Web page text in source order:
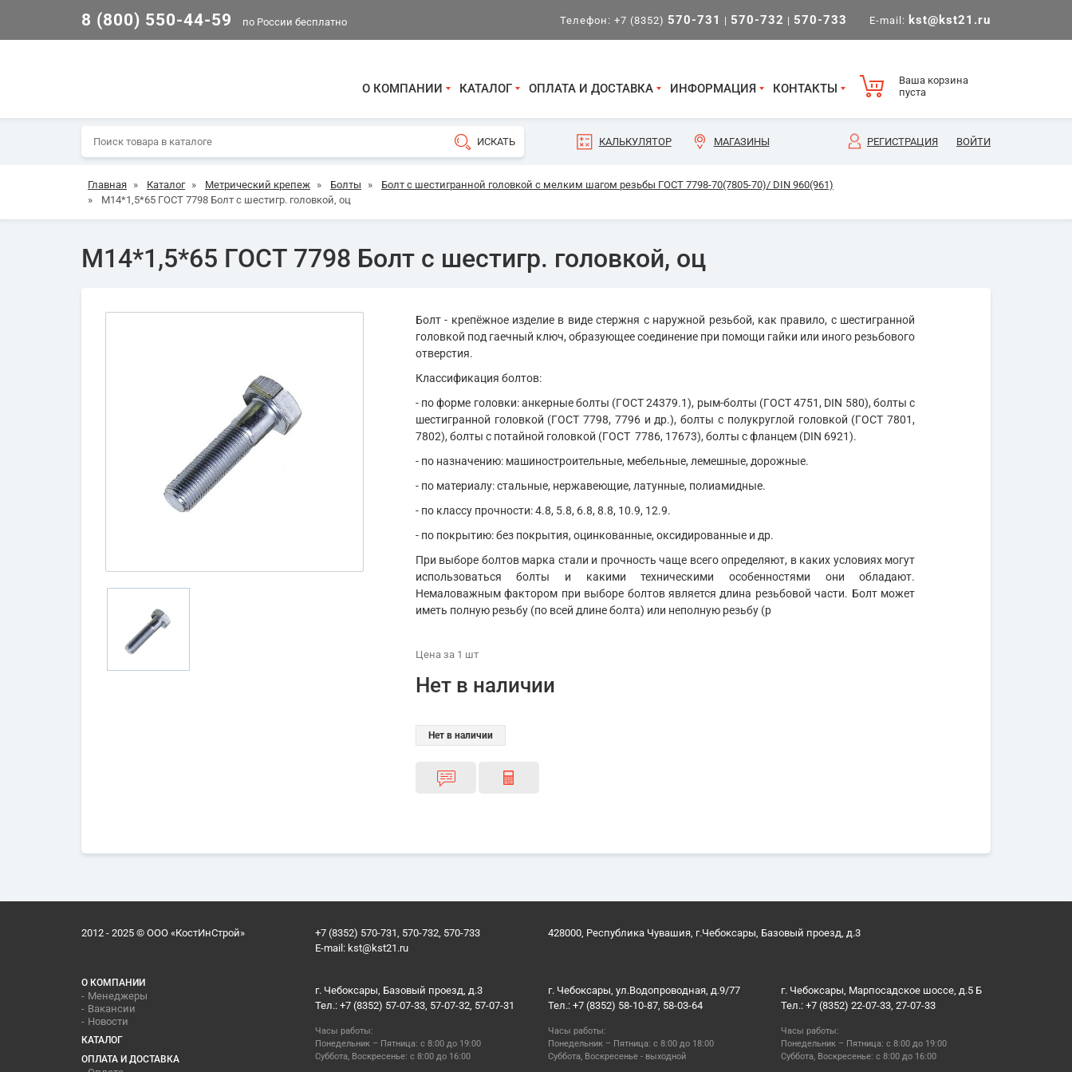
8 (800) 550-44-59 по России бесплатно Телефон: +7 (8352) 570-731 | 570-732 | 570-733 E-mail: kst@kst21.ru
О КОМПАНИИ КАТАЛОГ ОПЛАТА И ДОСТАВКА ИНФОРМАЦИЯ КОНТАКТЫ
Ваша корзина
пуста
КАЛЬКУЛЯТОР МАГАЗИНЫ РЕГИСТРАЦИЯ ВОЙТИ
Главная » Каталог » Метрический крепеж » Болты »
Болт с шестигранной головкой с мелким шагом резьбы ГОСТ 7798-70(7805-70)/ DIN 960(961)
»
М14*1,5*65 ГОСТ 7798 Болт с шестигр. головкой, оц
М14*1,5*65 ГОСТ 7798 Болт с шестигр. головкой, оц
Болт - крепёжное изделие в виде стержня с наружной резьбой, как правило, с шестигранной
головкой под гаечный ключ, образующее соединение при помощи гайки или иного резьбового
отверстия.
Классификация болтов:
- по форме головки: анкерные болты (ГОСТ 24379.1), рым-болты (ГОСТ 4751, DIN 580), болты с
шестигранной головкой (ГОСТ 7798, 7796 и др.), болты с полукруглой головкой (ГОСТ 7801,
7802), болты с потайной головкой (ГОСТ 7786, 17673), болты с фланцем (DIN 6921).
- по назначению: машиностроительные, мебельные, лемешные, дорожные.
- по материалу: стальные, нержавеющие, латунные, полиамидные.
- по классу прочности: 4.8, 5.8, 6.8, 8.8, 10.9, 12.9.
- по покрытию: без покрытия, оцинкованные, оксидированные и др.
При выборе болтов марка стали и прочность чаще всего определяют, в каких условиях могут
использоваться болты и какими техническими особенностями они обладают.
Немаловажным фактором при выборе болтов является длина резьбовой части. Болт может
иметь полную резьбу (по всей длине болта) или неполную резьбу (р
Цена за 1 шт
Нет в наличии
Нет в наличии
2012 - 2025 © ООО «КостИнСтрой»
+7 (8352) 570-731, 570-732, 570-733
E-mail: kst@kst21.ru
428000, Республика Чувашия, г.Чебоксары, Базовый проезд, д.3
О КОМПАНИИ
Менеджеры
Вакансии
Новости
КАТАЛОГ
ОПЛАТА И ДОСТАВКА
г. Чебоксары, Базовый проезд, д.3
Тел.: +7 (8352) 57-07-33, 57-07-32, 57-07-31
Часы работы:
Понедельник – Пятница: с 8:00 до 19:00
Суббота, Воскресенье: с 8:00 до 16:00
г. Чебоксары, ул.Водопроводная, д.9/77
Тел.: +7 (8352) 58-10-87, 58-03-64
Часы работы:
Понедельник – Пятница: с 8:00 до 18:00
Суббота, Воскресенье - выходной
г. Чебоксары, Марпосадское шоссе, д.5 Б
Тел.: +7 (8352) 22-07-33, 27-07-33
Часы работы:
Понедельник – Пятница: с 8:00 до 19:00
Суббота, Воскресенье: с 8:00 до 16:00